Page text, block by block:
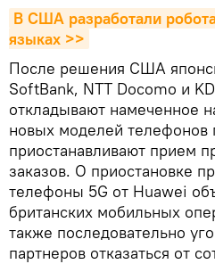
В США разработали
языках >>
После решения США
SoftBank, NTT Docomo и
откладывают намеченное
новых моделей телефонов
приостанавливают прием
заказов. О приостановке
телефоны 5G от Huawei
британских мобильных
также последовательно
партнеров отказаться от